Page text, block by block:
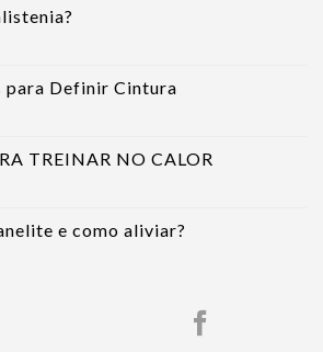
para Definir Cintura
TREINAR NO CALOR
e como aliviar?